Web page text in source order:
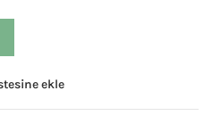
ekle